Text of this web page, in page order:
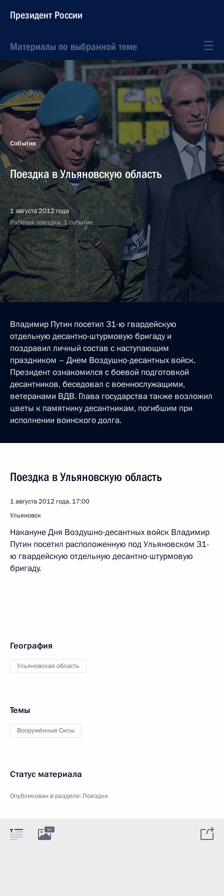
Президент России
Материалы по выбранной теме
События
Поездка в Ульяновскую область
1 августа 2012 года
Рабочая поездка, 1 событие
Владимир Путин посетил 31-ю гвардейскую
отдельную десантно-штурмовую бригаду и
поздравил личный состав с наступающим
праздником – Днем Воздушно-десантных войск.
Президент ознакомился с боевой подготовкой
десантников, беседовал с военнослужащими,
ветеранами ВДВ. Глава государства также возложил
цветы к памятнику десантникам, погибшим при
исполнении воинского долга.
Поездка в Ульяновскую область
1 августа 2012 года, 17:00
Ульяновск
Накануне Дня Воздушно-десантных войск Владимир
Путин посетил расположенную под Ульяновском 31-
ю гвардейскую отдельную десантно-штурмовую
бригаду.
География
Ульяновская область
Темы
Вооружённые Силы
Статус материала
Опубликован в разделе: Поездки
10